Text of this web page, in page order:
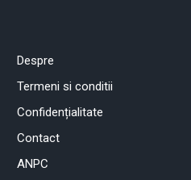
Despre
Termeni si conditii
Confidențialitate
Contact
ANPC